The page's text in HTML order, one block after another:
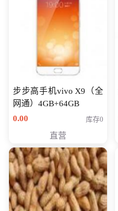
步步高手机vivo X9（全
网通）4GB+64GB
0.00
库存0
直营